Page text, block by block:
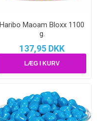
Haribo Maoam Bloxx 1100
g.
137,95 DKK